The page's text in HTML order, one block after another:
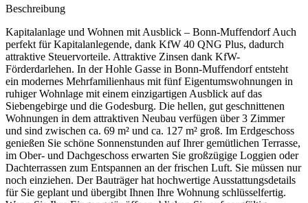
Beschreibung
Kapitalanlage und Wohnen mit Ausblick – Bonn-Muffendorf Auch
perfekt für Kapitalanlegende, dank KfW 40 QNG Plus, dadurch
attraktive Steuervorteile. Attraktive Zinsen dank KfW-
Förderdarlehen. In der Hohle Gasse in Bonn-Muffendorf entsteht
ein modernes Mehrfamilienhaus mit fünf Eigentumswohnungen in
ruhiger Wohnlage mit einem einzigartigen Ausblick auf das
Siebengebirge und die Godesburg. Die hellen, gut geschnittenen
Wohnungen in dem attraktiven Neubau verfügen über 3 Zimmer
und sind zwischen ca. 69 m² und ca. 127 m² groß. Im Erdgeschoss
genießen Sie schöne Sonnenstunden auf Ihrer gemütlichen Terrasse,
im Ober- und Dachgeschoss erwarten Sie großzügige Loggien oder
Dachterrassen zum Entspannen an der frischen Luft. Sie müssen nur
noch einziehen. Der Bauträger hat hochwertige Ausstattungsdetails
für Sie geplant und übergibt Ihnen Ihre Wohnung schlüsselfertig.